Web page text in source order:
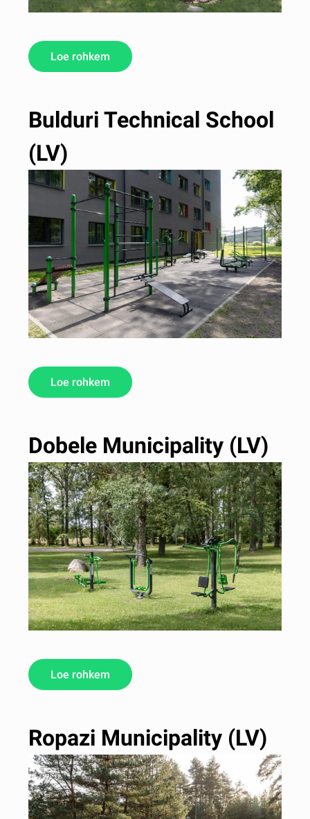
Loe rohkem
Bulduri Technical School
(LV)
Loe rohkem
Dobele Municipality (LV)
Loe rohkem
Ropazi Municipality (LV)